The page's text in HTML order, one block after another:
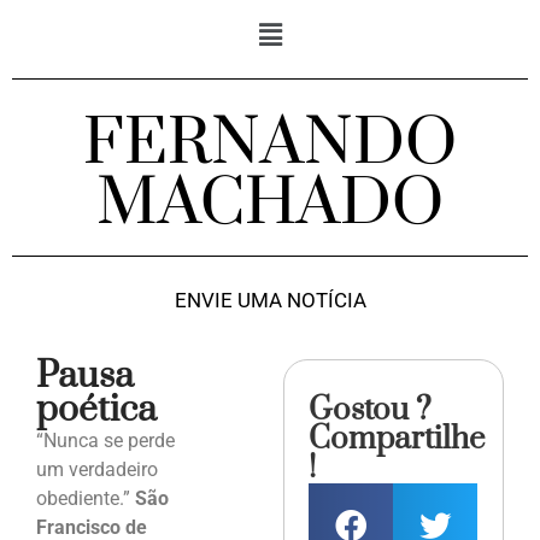
FERNANDO
MACHADO
ENVIE UMA NOTÍCIA
Pausa
poética
“Nunca se perde
um verdadeiro
obediente.” São
Francisco de
Gostou ?
Compartilhe
!